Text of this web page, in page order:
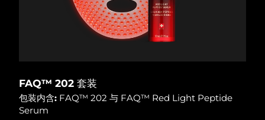
FAQ™ 202 套装
包装内含: FAQ™ 202 与 FAQ™ Red Light Peptide
Serum